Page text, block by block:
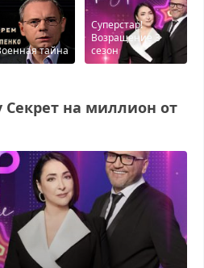
тайна
Суперстар!
Возращение 3
сезон
Секрет на миллион от